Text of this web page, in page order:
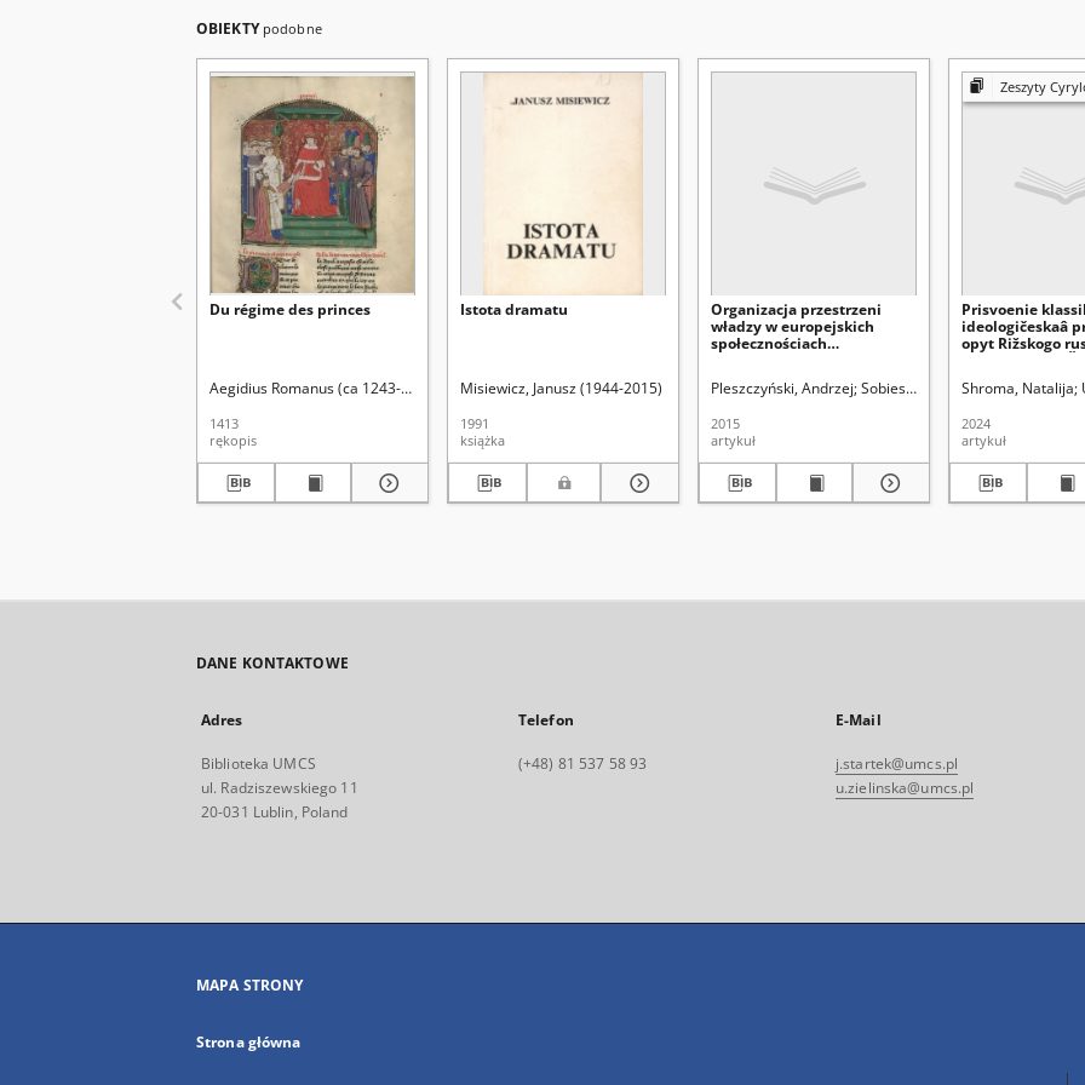
OBIEKTY podobne
Du régime des princes
Aegidius Romanus (ca 1243-1316). Aut. oryg.
1413
rękopis
Istota dramatu
Misiewicz, Janusz (1944-2015)
1991
książka
Organizacja przestrzeni
władzy w europejskich
społecznościach
Pleszczyński, Andrzej Sobiesiak, Joanna Aleksandra.
2015
artykuł
Zeszyty Cyrylo-
Prisvoenie
ideologičeskaâ
opyt Rižskogo
Shroma, Natalija
2024
artykuł
DANE KONTAKTOWE
Adres
Biblioteka UMCS
ul. Radziszewskiego 11
20-031 Lublin, Poland
Telefon
(+48) 81 537 58 93
E-Mail
j.startek@umcs.pl
u.zielinska@umcs.pl
MAPA STRONY
Strona główna